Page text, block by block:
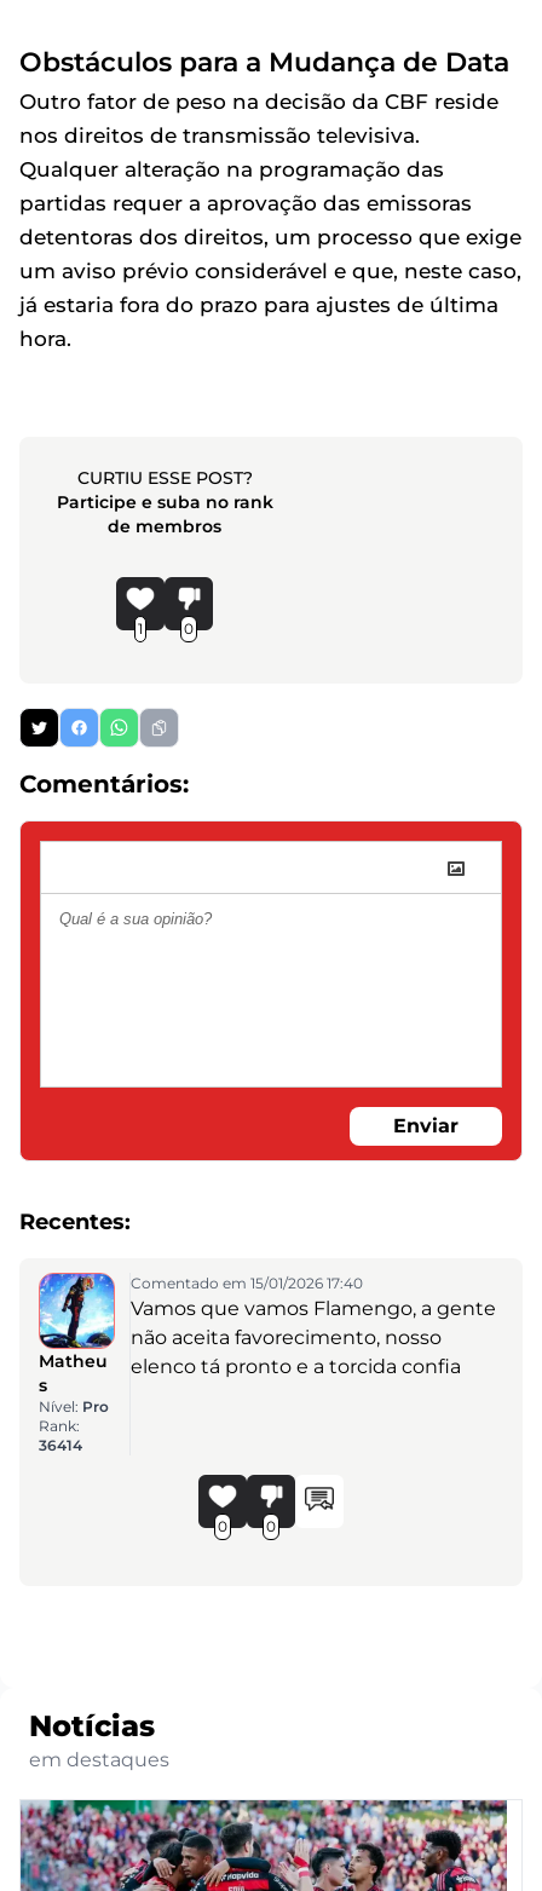
Obstáculos para a Mudança de Data
Outro fator de peso na decisão da CBF reside
nos direitos de transmissão televisiva.
Qualquer alteração na programação das
partidas requer a aprovação das emissoras
detentoras dos direitos, um processo que exige
um aviso prévio considerável e que, neste caso,
já estaria fora do prazo para ajustes de última
hora.
CURTIU ESSE POST?
Participe e suba no rank
de membros
1 0
Comentários:
Enviar
Recentes:
Matheu
s
Nível: Pro
Rank:
36414
Comentado em 15/01/2026 17:40
Vamos que vamos Flamengo, a gente
não aceita favorecimento, nosso
elenco tá pronto e a torcida confia
0 0
Notícias
em destaques